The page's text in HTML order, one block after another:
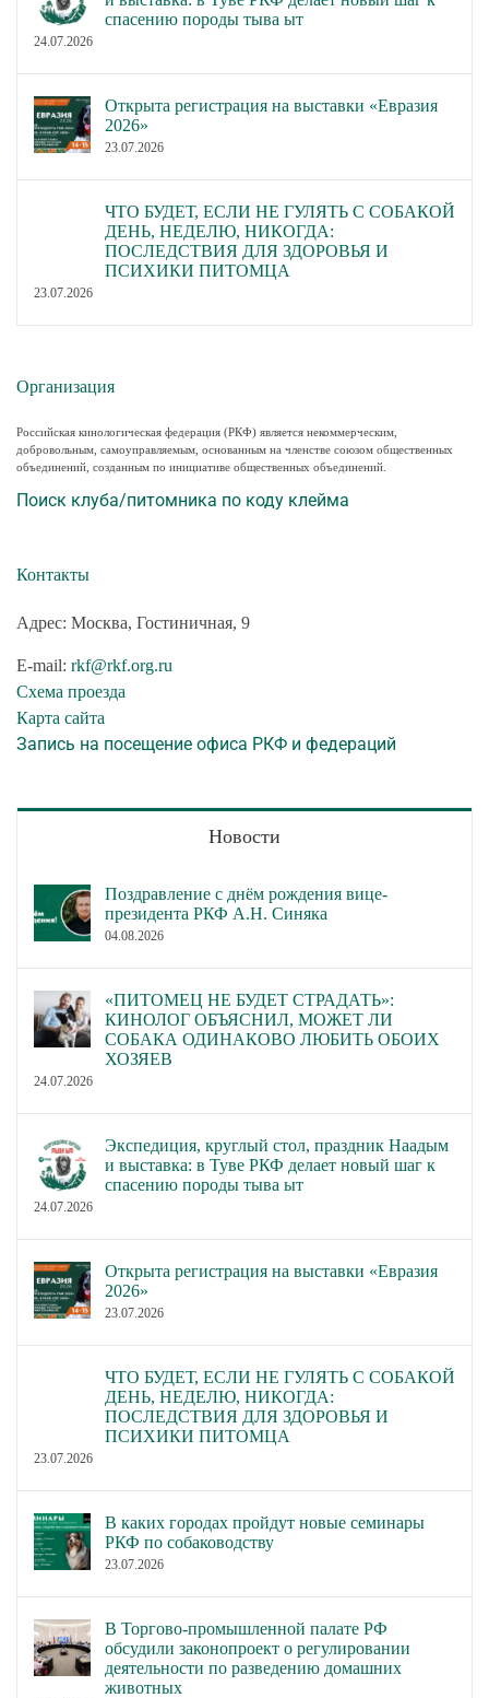
спасению породы тыва ыт
24.07.2026
Открыта регистрация на выставки «Евразия
2026»
23.07.2026
ЧТО БУДЕТ, ЕСЛИ НЕ ГУЛЯТЬ С СОБАКОЙ
ДЕНЬ, НЕДЕЛЮ, НИКОГДА:
ПОСЛЕДСТВИЯ ДЛЯ ЗДОРОВЬЯ И
ПСИХИКИ ПИТОМЦА
23.07.2026
Организация
Российская кинологическая федерация (РКФ) является некоммерческим,
добровольным, самоуправляемым, основанным на членстве союзом общественных
объединений, созданным по инициативе общественных объединений.
Поиск клуба/питомника по коду клейма
Контакты
Адрес: Москва, Гостиничная, 9
E-mail: rkf@rkf.org.ru
Схема проезда
Карта сайта
Запись на посещение офиса РКФ и федераций
Новости
Поздравление с днём рождения вице-
президента РКФ А.Н. Синяка
04.08.2026
«ПИТОМЕЦ НЕ БУДЕТ СТРАДАТЬ»:
КИНОЛОГ ОБЪЯСНИЛ, МОЖЕТ ЛИ
СОБАКА ОДИНАКОВО ЛЮБИТЬ ОБОИХ
ХОЗЯЕВ
24.07.2026
Экспедиция, круглый стол, праздник Наадым
и выставка: в Туве РКФ делает новый шаг к
спасению породы тыва ыт
24.07.2026
Открыта регистрация на выставки «Евразия
2026»
23.07.2026
ЧТО БУДЕТ, ЕСЛИ НЕ ГУЛЯТЬ С СОБАКОЙ
ДЕНЬ, НЕДЕЛЮ, НИКОГДА:
ПОСЛЕДСТВИЯ ДЛЯ ЗДОРОВЬЯ И
ПСИХИКИ ПИТОМЦА
23.07.2026
В каких городах пройдут новые семинары
РКФ по собаководству
23.07.2026
В Торгово-промышленной палате РФ
обсудили законопроект о регулировании
деятельности по разведению домашних
животных